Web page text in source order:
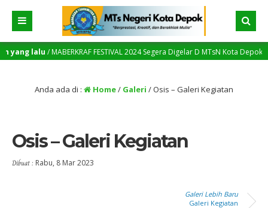
yang lalu/ MABERKRAF FESTIVAL 2024 Segera Digelar D MTsN Kota
Anda ada di : Home/ Galeri /Osis – Galeri Kegiatan
Osis – Galeri Kegiatan
Dibuat : Rabu, 8 Mar 2023
Galeri Lebih Baru
Galeri Kegiatan